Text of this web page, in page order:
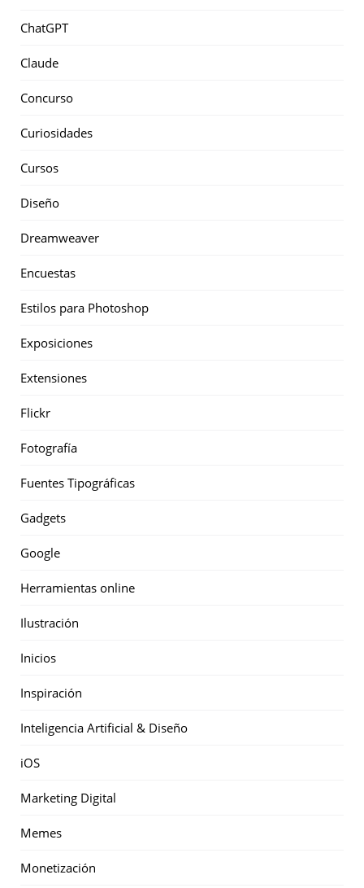
ChatGPT
Claude
Concurso
Curiosidades
Cursos
Diseño
Dreamweaver
Encuestas
Estilos para Photoshop
Exposiciones
Extensiones
Flickr
Fotografía
Fuentes Tipográficas
Gadgets
Google
Herramientas online
Ilustración
Inicios
Inspiración
Inteligencia Artificial & Diseño
iOS
Marketing Digital
Memes
Monetización